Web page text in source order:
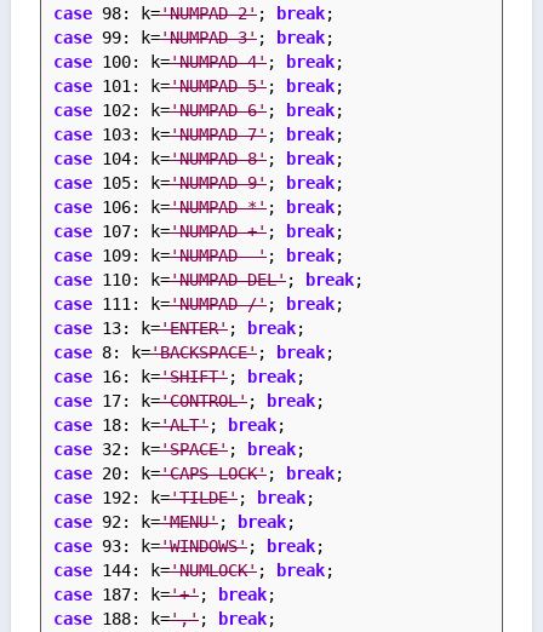
case 98: k='NUMPAD 2'; break;
case 99: k='NUMPAD 3'; break;
case 100: k='NUMPAD 4'; break;
case 101: k='NUMPAD 5'; break;
case 102: k='NUMPAD 6'; break;
case 103: k='NUMPAD 7'; break;
case 104: k='NUMPAD 8'; break;
case 105: k='NUMPAD 9'; break;
case 106: k='NUMPAD *'; break;
case 107: k='NUMPAD +'; break;
case 109: k='NUMPAD -'; break;
case 110: k='NUMPAD DEL'; break;
case 111: k='NUMPAD /'; break;
case 13: k='ENTER'; break;
case 8: k='BACKSPACE'; break;
case 16: k='SHIFT'; break;
case 17: k='CONTROL'; break;
case 18: k='ALT'; break;
case 32: k='SPACE'; break;
case 20: k='CAPS LOCK'; break;
case 192: k='TILDE'; break;
case 92: k='MENU'; break;
case 93: k='WINDOWS'; break;
case 144: k='NUMLOCK'; break;
case 187: k='+'; break;
case 188: k=','; break;